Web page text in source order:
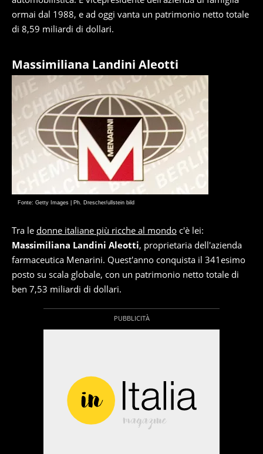
ormai dal 1988, e ad oggi vanta un patrimonio netto totale
di 8,59 miliardi di dollari.
Massimiliana Landini Aleotti
Fonte: Getty Images | Ph. Drescher/ullstein bild
Tra le donne italiane più ricche al mondo c'è lei:
Massimiliana Landini Aleotti, proprietaria dell'azienda
farmaceutica Menarini. Quest'anno conquista il 341esimo
posto su scala globale, con un patrimonio netto totale di
ben 7,53 miliardi di dollari.